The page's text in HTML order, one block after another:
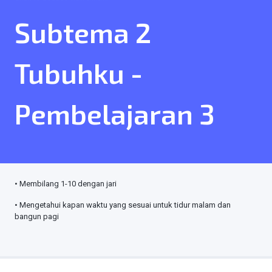
Subtema 2
Tubuhku -
Pembelajaran 3
• Membilang 1-10 dengan jari
• Mengetahui kapan waktu yang sesuai untuk tidur malam dan
bangun pagi